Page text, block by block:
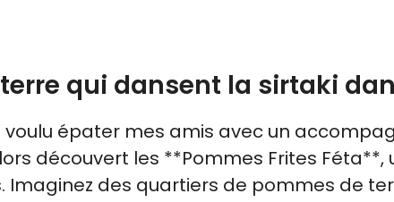
qui dansent la sirtaki
voulu épater mes amis avec un
découvert les **Pommes Frites
Imaginez des quartiers de pommes de